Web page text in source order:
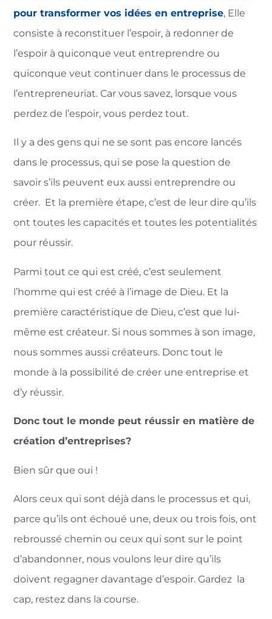
pour transformer vos idées en entreprise, Elle
consiste à reconstituer l’espoir, à redonner de
l’espoir à quiconque veut entreprendre ou
quiconque veut continuer dans le processus de
l’entrepreneuriat. Car vous savez, lorsque vous
perdez de l’espoir, vous perdez tout.
Il y a des gens qui ne se sont pas encore lancés
dans le processus, qui se pose la question de
savoir s’ils peuvent eux aussi entreprendre ou
créer. Et la première étape, c’est de leur dire qu’ils
ont toutes les capacités et toutes les potentialités
pour réussir.
Parmi tout ce qui est créé, c’est seulement
l’homme qui est créé à l’image de Dieu. Et la
première caractéristique de Dieu, c’est que lui-
même est créateur. Si nous sommes à son image,
nous sommes aussi créateurs. Donc tout le
monde à la possibilité de créer une entreprise et
d’y réussir.
Donc tout le monde peut réussir en matière de
création d’entreprises?
Bien sûr que oui !
Alors ceux qui sont déjà dans le processus et qui,
parce qu’ils ont échoué une, deux ou trois fois, ont
rebroussé chemin ou ceux qui sont sur le point
d’abandonner, nous voulons leur dire qu’ils
doivent regagner davantage d’espoir. Gardez la
cap, restez dans la course.